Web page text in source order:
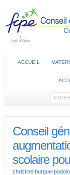
ACCUEIL
Conseil
scolaire
christine burgue-padoin